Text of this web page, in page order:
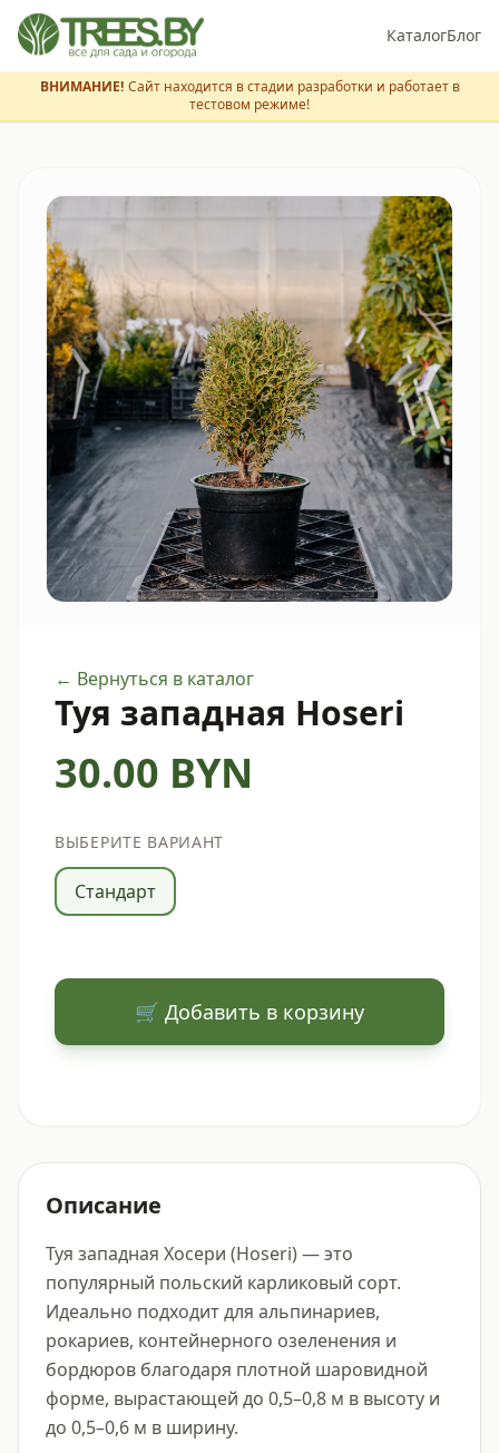
КаталогБлог
ВНИМАНИЕ! Сайт находится в стадии разработки и работает в
тестовом режиме!
← Вернуться в каталог
Туя западная Hoseri
30.00 BYN
ВЫБЕРИТЕ ВАРИАНТ
Стандарт
🛒 Добавить в корзину
Описание
Туя западная Хосери (Hoseri) — это
популярный польский карликовый сорт.
Идеально подходит для альпинариев,
рокариев, контейнерного озеленения и
бордюров благодаря плотной шаровидной
форме, вырастающей до 0,5–0,8 м в высоту и
до 0,5–0,6 м в ширину.